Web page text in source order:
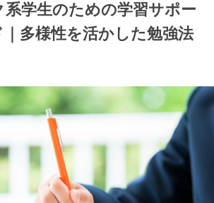
系学生のための学習サポー
｜多様性を活かした勉強法